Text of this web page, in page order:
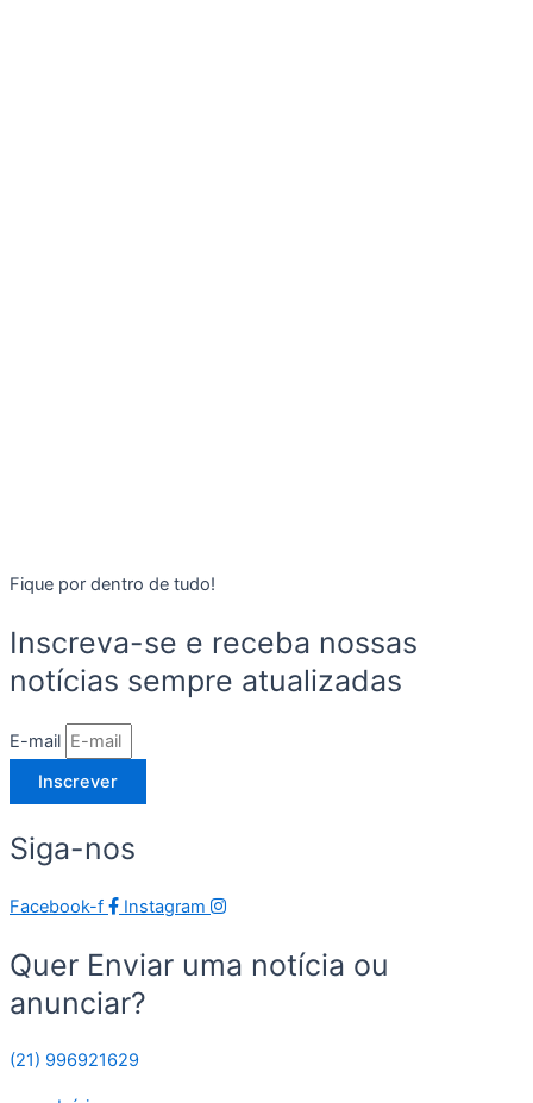
Fique por dentro de tudo!
Inscreva-se e receba nossas
notícias sempre atualizadas
E-mail
Inscrever
Siga-nos
Facebook-f Instagram
Quer Enviar uma notícia ou
anunciar?
(21) 996921629